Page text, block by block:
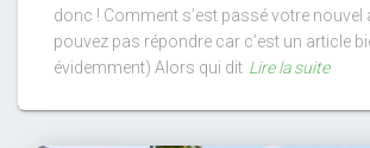
donc ! Comment s’est passé votre nouvel
pouvez pas répondre car c’est un article
évidemment) Alors qui dit Lire la suite